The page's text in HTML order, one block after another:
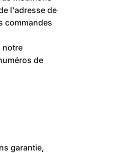
l'adresse de
commandes
notre
de
garantie,